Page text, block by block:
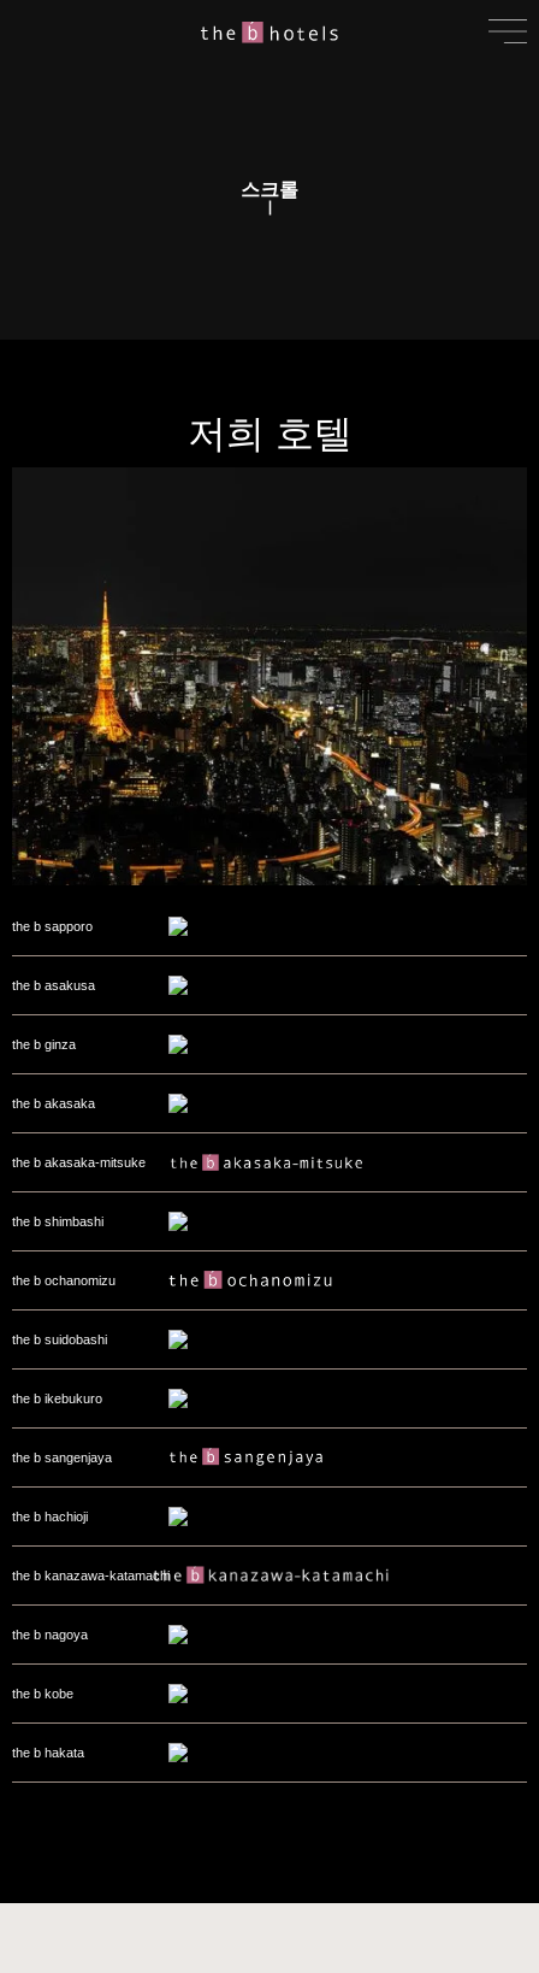
스크롤
저희 호텔
the b sapporo
the b asakusa
the b ginza
the b akasaka
the b akasaka-mitsuke
the b shimbashi
the b ochanomizu
the b suidobashi
the b ikebukuro
the b sangenjaya
the b hachioji
the b kanazawa-katamachi
the b nagoya
the b kobe
the b hakata